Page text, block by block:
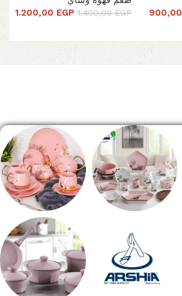
900,00
1.400,00EGP
1.200,00 EGP
شاي بالجاتوه